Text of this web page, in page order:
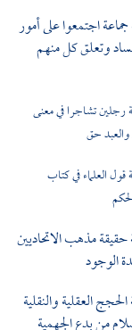
جماعة اجتمعوا على أمور
وتعلق كل منهم
رجلين تشاجرا في معنى
حق
قول العلماء في كتاب
حقيقة مذهب الاتحاديين
الوجود
الحجج العقلية والنقلية
من بدع الجهمية